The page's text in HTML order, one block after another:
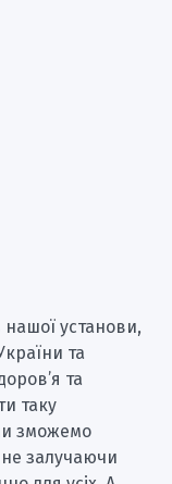
нашої установи,
та
та
таку
зможемо
залучаючи